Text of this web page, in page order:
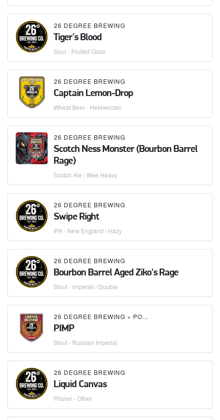
26 DEGREE BREWING
Tiger's Blood
Sour - Fruited Gose
26 DEGREE BREWING
Captain Lemon-Drop
Wheat Beer - Hefeweizen
26 DEGREE BREWING
Scotch Ness Monster (Bourbon Barrel
Rage)
Scotch Ale / Wee Heavy
26 DEGREE BREWING
Swipe Right
IPA - New England / Hazy
26 DEGREE BREWING
Bourbon Barrel Aged Ziko's Rage
Stout - Imperial / Double
26 DEGREE BREWING × POMPANO BEACH BREWING COMPANY
PIMP
Stout - Russian Imperial
26 DEGREE BREWING
Liquid Canvas
Pilsner - Other